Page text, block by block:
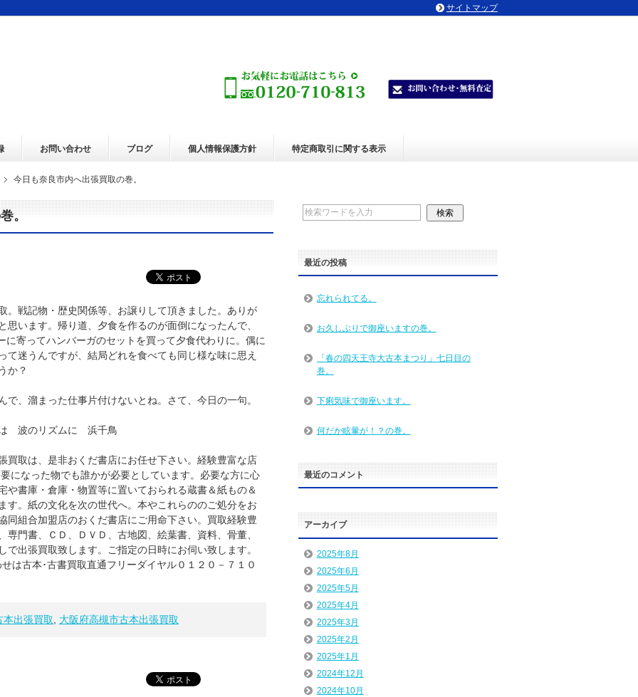
お問い合わせ ブログ 個人情報保護方針 特定商取引に関する表示
今日も奈良市内へ出張買取の巻。
。
戦記物・歴史関係等、お譲りして頂きました。ありが
思います。帰り道、夕食を作るのが面倒になったんで、
に寄ってハンバーガのセットを買って夕食代わりに。偶に
て迷うんですが、結局どれを食べても同じ様な味に思え
か？
、溜まった仕事片付けないとね。さて、今日の一句。
ムに 浜千鳥
買取は、是非おくだ書店にお任せ下さい。経験豊富な店
になった物でも誰かが必要としています。必要な方に心
や書庫・倉庫・物置等に置いておられる蔵書＆紙もの＆
す。紙の文化を次の世代へ。本やこれらののご処分をお
同組合加盟店のおくだ書店にご用命下さい。買取経験豊
門書、ＣＤ、ＤＶＤ、古地図、絵葉書、資料、骨董、
出張買取致します。ご指定の日時にお伺い致します。
は古本･古書買取直通フリーダイヤル０１２０－７１０
本出張買取, 大阪府高槻市古本出張買取
最近の投稿
忘れられてる。
お久しぶりで御座いますの巻。
「春の四天王寺大古本まつり」七日目の
巻。
下痢気味で御座います。
何だか眩暈が！？の巻。
最近のコメント
アーカイブ
2025年8月
2025年6月
2025年5月
2025年4月
2025年3月
2025年2月
2025年1月
2024年12月
2024年10月
サイトマップ